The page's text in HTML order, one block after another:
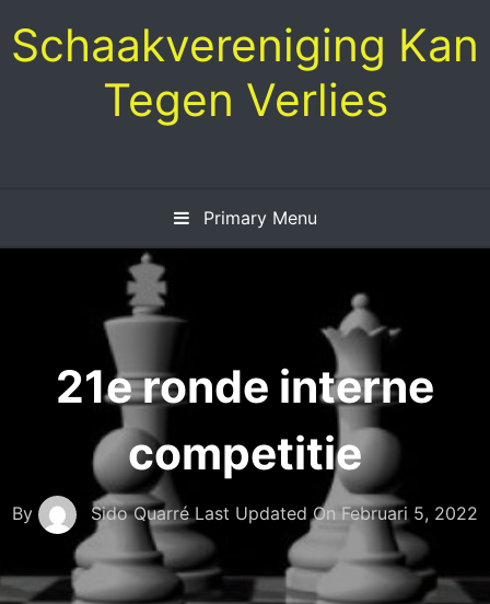
to
content
Schaakvereniging Kan
Tegen Verlies
Primary Menu
21e ronde interne
competitie
By Sido QuarréLast Updated OnFebruari 5, 2022